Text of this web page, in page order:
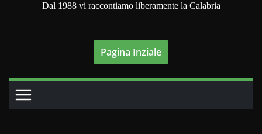
Dal 1988 vi raccontiamo liberamente la Calabria
Pagina Inziale